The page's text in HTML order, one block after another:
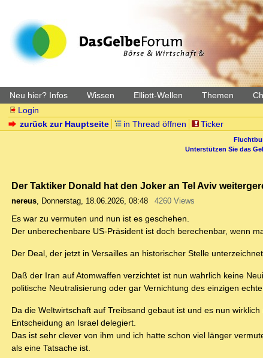
Neu hier? Infos Wissen Elliott-Wellen Themen
Login
zurück zur Hauptseite
in Thread öffnen Ticker
Unterstützen Sie das
Der Taktiker Donald hat den Joker an Tel Aviv
nereus, Donnerstag, 18.06.2026, 08:48 4260 Views
Es war zu vermuten und nun ist es geschehen.
Der unberechenbare US-Präsident ist doch berechenbar, wenn
Der Deal, der jetzt in Versailles an historischer Stelle
Daß der Iran auf Atomwaffen verzichtet ist nun wahrlich keine
politische Neutralisierung oder gar Vernichtung des einzigen
Da die Weltwirtschaft auf Treibsand gebaut ist und es nun
Entscheidung an Israel delegiert.
Das ist sehr clever von ihm und ich hatte schon viel länger
als eine Tatsache ist.